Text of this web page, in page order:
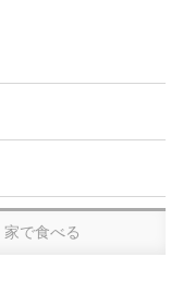
家で食べる